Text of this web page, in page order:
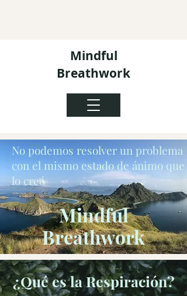
Mindful
Breathwork
No podemos resolver un problema
con el mismo estado de ánimo que
lo creó
Mindful
Breathwork
¿Qué es la Respiración?